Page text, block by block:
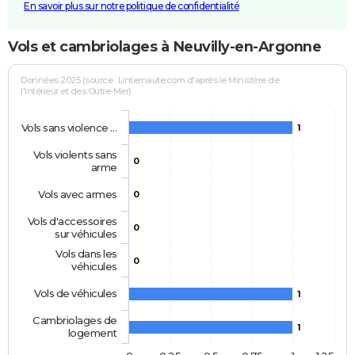
En savoir plus sur notre politique de confidentialité
Vols et cambriolages à Neuvilly-en-Argonne
Données 2025 (source : Linternaute.com d'après le Ministère de
l'Intérieur et des Outre-Mer)
1
0
0
0
0
1
1
Vols sans violence …
Vols violents sans
arme
Vols avec armes
Vols d'accessoires
sur véhicules
Vols dans les
véhicules
Vols de véhicules
Cambriolages de
logement